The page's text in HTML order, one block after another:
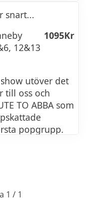
snart...
12&13
1095Kr
utöver det
till oss och
TO ABBA som
popgrupp.
och Dalhalla
1 / 1